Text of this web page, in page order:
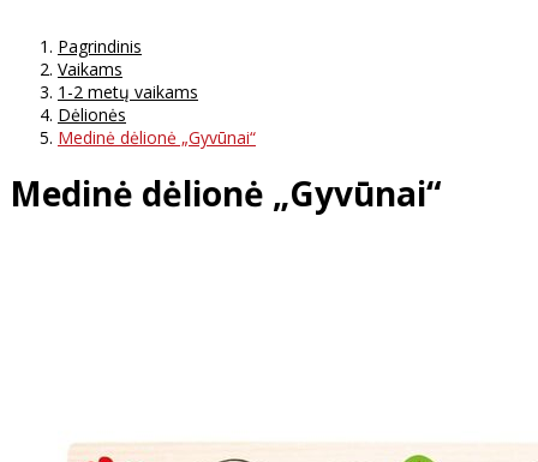
Pagrindinis
Vaikams
1-2 metų vaikams
Dėlionės
Medinė dėlionė „Gyvūnai“
Medinė dėlionė „Gyvūnai“